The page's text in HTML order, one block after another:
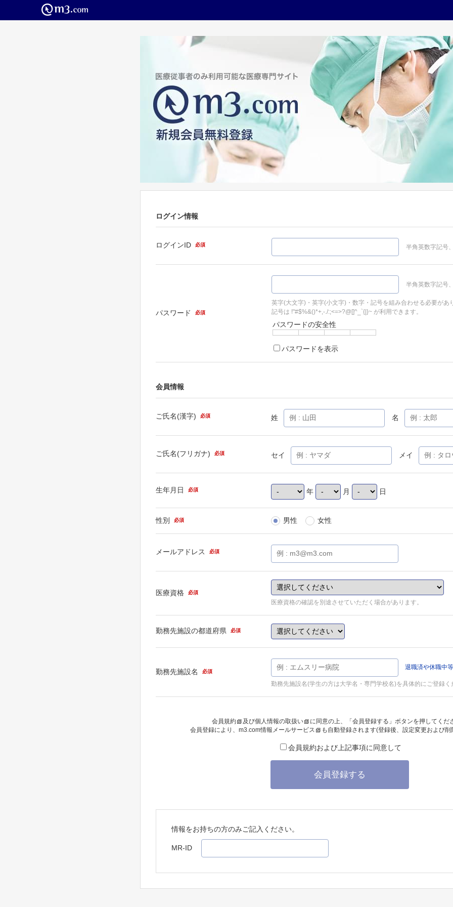
ログイン情報
ログインID 必須 半角英数字記号
パスワード 必須
半角英数字記号
英字(大文字)・英字(小文字)・数字・記号を組み合わせる必要があ
記号は !"#$%&()*+,-./:;<=>?@[]^_`{|}~ が利用できます。
パスワードの安全性
パスワードを表示
会員情報
ご氏名(漢字) 必須 姓 名
ご氏名(フリガナ) 必須 セイ メイ
生年月日 必須 年 月 日
性別 必須 男性 女性
メールアドレス 必須
医療資格 必須
医療資格の確認を別途させていただく場合があります。
勤務先施設の都道府県 必須
勤務先施設名 必須
退職済や休職中
勤務先施設名(学生の方は大学名・専門学校名)を具体的にご登録く
会員規約 及び個人情報の取扱い
に同意の上、「会員登録する」ボタンを押してくだ
会員登録により、 m3.com情報メールサービス も自動登録されます(登録後、設定変更および
会員規約および上記事項に同意して
会員登録する
情報をお持ちの方のみご記入ください。
MR-ID